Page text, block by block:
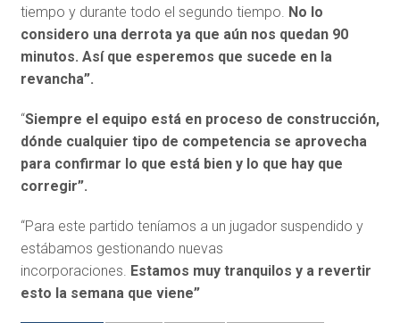
tiempo y durante todo el segundo tiempo. No lo
considero una derrota ya que aún nos quedan 90
minutos. Así que esperemos que sucede en la
revancha”.
“Siempre el equipo está en proceso de construcción,
dónde cualquier tipo de competencia se aprovecha
para confirmar lo que está bien y lo que hay que
corregir”.
“Para este partido teníamos a un jugador suspendido y
estábamos gestionando nuevas
incorporaciones. Estamos muy tranquilos y a revertir
esto la semana que viene”